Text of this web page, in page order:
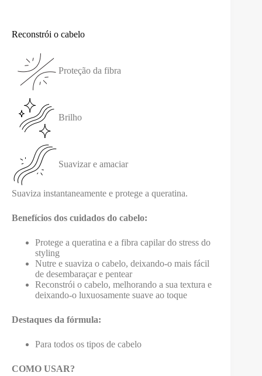
Reconstrói o cabelo
Proteção da fibra
Brilho
Suavizar e amaciar
Suaviza instantaneamente e protege a queratina.
Benefícios dos cuidados do cabelo:
Protege a queratina e a fibra capilar do stress do
styling
Nutre e suaviza o cabelo, deixando-o mais fácil
de desembaraçar e pentear
Reconstrói o cabelo, melhorando a sua textura e
deixando-o luxuosamente suave ao toque
Destaques da fórmula:
Para todos os tipos de cabelo
COMO USAR?